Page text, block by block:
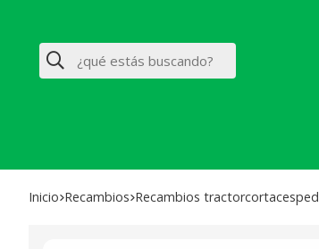
Buscar
Inicio recambios recambios tractorcortacesped